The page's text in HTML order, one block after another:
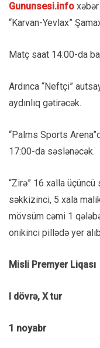
Gununsesi.info
“Karvan-Yevlax”
Matç saat 14:00-da
Ardınca “Neftçi”
aydınlıq gətirəcək.
“Palms Sports
17:00-da səslənəcək.
“Zirə” 16 xalla üçüncü
səkkizinci, 5 xala
mövsüm cəmi 1
onikinci pillədə yer
Misli Premyer Liqası
I dövrə, X tur
1 noyabr